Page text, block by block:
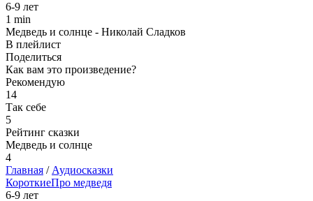
6-9 лет
1 min
Медведь и солнце - Николай Сладков
В плейлист
Поделиться
Как вам это произведение?
Рекомендую
14
Так себе
5
Рейтинг сказки
Медведь и солнце
4
Главная / Аудиосказки
КороткиеПро медведя
6-9 лет